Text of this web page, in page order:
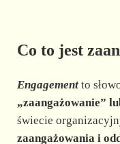
Co to jest
Engagement to
„zaangażowanie”
świecie
zaangażowania i